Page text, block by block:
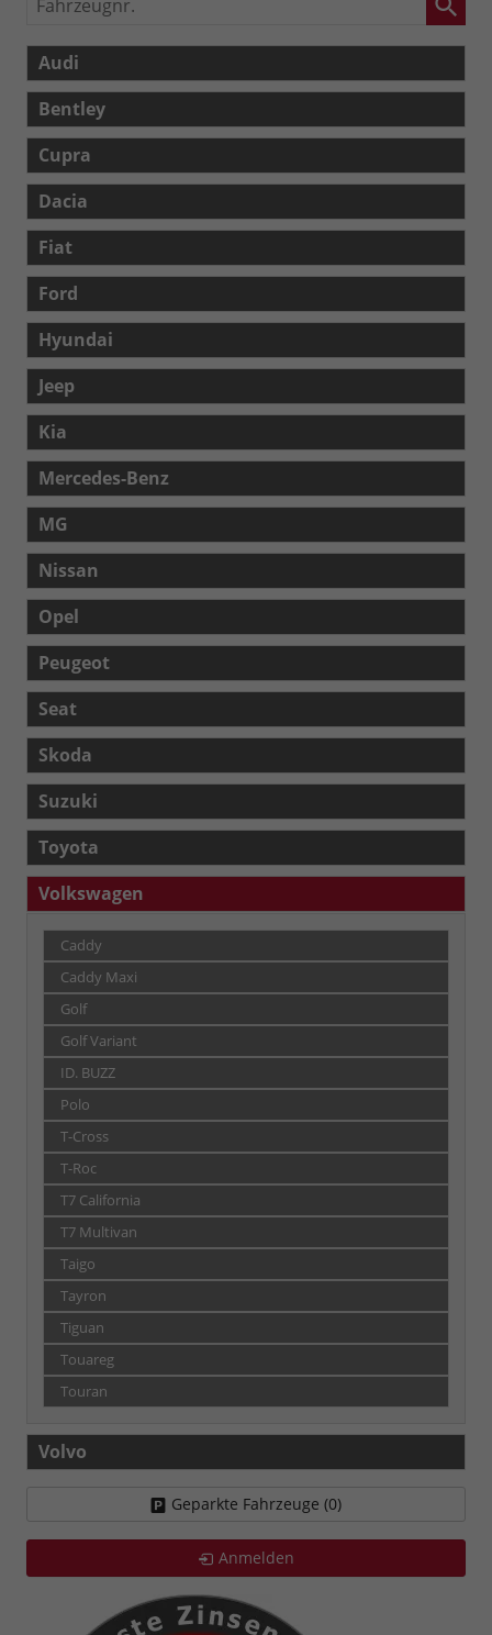
Audi
Bentley
Cupra
Dacia
Fiat
Ford
Hyundai
Jeep
Kia
Mercedes-Benz
MG
Nissan
Opel
Peugeot
Seat
Skoda
Suzuki
Toyota
Volkswagen
Caddy
Caddy Maxi
Golf
Golf Variant
ID. BUZZ
Polo
T-Cross
T-Roc
T7 California
T7 Multivan
Taigo
Tayron
Tiguan
Touareg
Touran
Volvo
Geparkte Fahrzeuge (0)
Anmelden